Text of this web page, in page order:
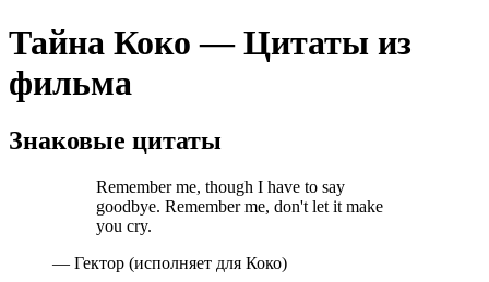
Тайна Коко — Цитаты из
фильма
Знаковые цитаты
Remember me, though I have to say
goodbye. Remember me, don't let it make
you cry.
— Гектор (исполняет для Коко)